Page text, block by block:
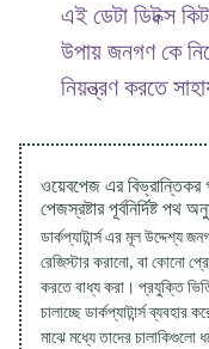
এই ডেটা ডিটক্স
উপায় জনগণ কে
নিয়ন্ত্রণ করতে
ওয়েবপেজ এর
পেজস্রষ্টার পূর্বনির্দিষ্ট পথ
ডার্কপ্যাটার্ন্স এর মূল
রেজিস্টার করানো, বা কোনো
করতে বাধ্য করা। প্রযুক্তি
চালাচ্ছে ডার্কপ্যাটার্ন্স
মাঝে মধ্যে তাদের